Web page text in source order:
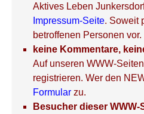
Aktives Leben
Impressum-Seite. Soweit
betroffenen Personen vor.
keine Kommentare,
Auf unseren WWW-
registrieren. Wer den
Formular zu.
Besucher dieser